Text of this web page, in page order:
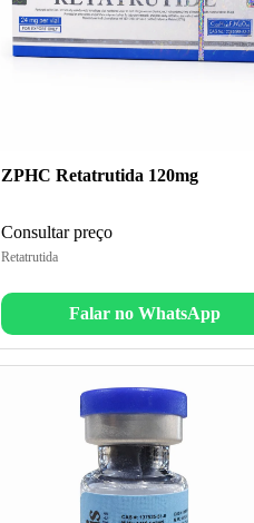
ZPHC Retatrutida 120mg
Consultar preço
Retatrutida
Falar no WhatsApp